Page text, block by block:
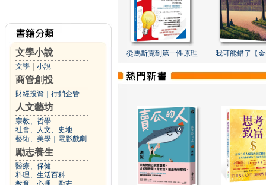
文學小說
文學 小說
商管創投
財經投資 行銷企管
人文藝坊
宗教、哲學
社會、人文、史地
藝術、美學
電影戲劇
勵志養生
醫療、保健
料理、生活百科
從馬斯克到第一性原理 我可能錯了【